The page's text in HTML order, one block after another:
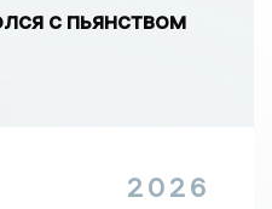
с пьянством
2026